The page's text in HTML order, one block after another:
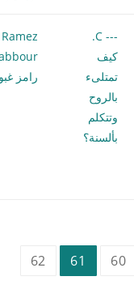
--- C.
كيف
تمتلىء
بالروح
وتتكلم
بألسنة؟
Ramez
رامز
60
61
62